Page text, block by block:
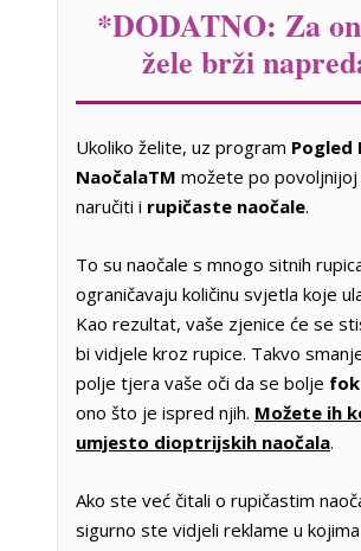
*DODATNO: Za
žele brži
Ukoliko želite, uz program Pogled
NaočalaTM možete po povoljnijoj
naručiti i rupičaste naočale.
To su naočale s mnogo sitnih
ograničavaju količinu svjetla koje
Kao rezultat, vaše zjenice će se
bi vidjele kroz rupice. Takvo
polje tjera vaše oči da se bolje
ono što je ispred njih. Možete ih
umjesto dioptrijskih naočala.
Ako ste već čitali o rupičastim
sigurno ste vidjeli reklame u